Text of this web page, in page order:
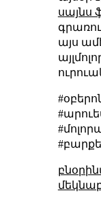
սայնս
այս